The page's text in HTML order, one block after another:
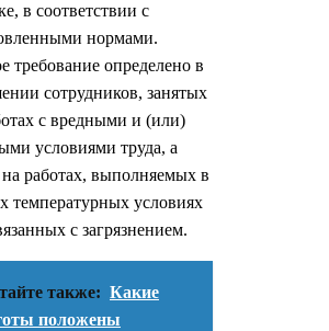
в соответствии с
нормами.
требование определено в
сотрудников, занятых
с вредными и (или)
условиями труда, а
работах, выполняемых в
температурных условиях
с загрязнением.
также: Какие
положены